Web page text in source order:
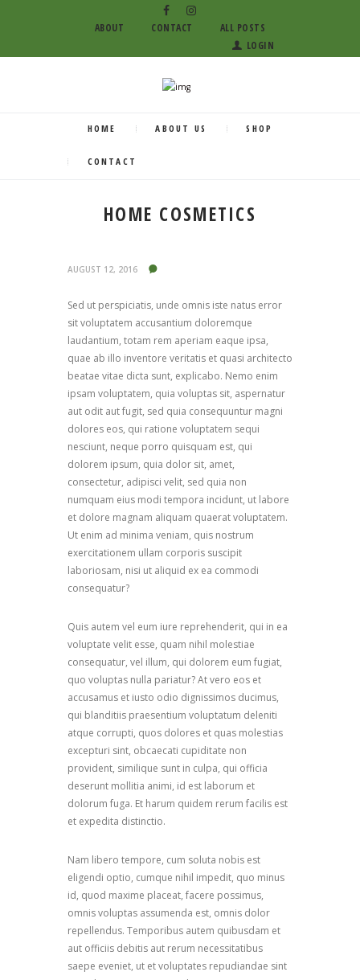
ABOUT CONTACT
ALL POSTS
LOGIN
HOME ABOUT US SHOP
CONTACT
HOME COSMETICS
AUGUST 12, 2016
Sed ut perspiciatis, unde omnis iste natus error
sit voluptatem accusantium doloremque
laudantium, totam rem aperiam eaque ipsa,
quae ab illo inventore veritatis et quasi architecto
beatae vitae dicta sunt, explicabo. Nemo enim
ipsam voluptatem, quia voluptas sit, aspernatur
aut odit aut fugit, sed quia consequuntur magni
dolores eos, qui ratione voluptatem sequi
nesciunt, neque porro quisquam est, qui
dolorem ipsum, quia dolor sit, amet,
consectetur, adipisci velit, sed quia non
numquam eius modi tempora incidunt, ut labore
et dolore magnam aliquam quaerat voluptatem.
Ut enim ad minima veniam, quis nostrum
exercitationem ullam corporis suscipit
laboriosam, nisi ut aliquid ex ea commodi
consequatur?
Quis autem vel eum iure reprehenderit, qui in ea
voluptate velit esse, quam nihil molestiae
consequatur, vel illum, qui dolorem eum fugiat,
quo voluptas nulla pariatur? At vero eos et
accusamus et iusto odio dignissimos ducimus,
qui blanditiis praesentium voluptatum deleniti
atque corrupti, quos dolores et quas molestias
excepturi sint, obcaecati cupiditate non
provident, similique sunt in culpa, qui officia
deserunt mollitia animi, id est laborum et
dolorum fuga. Et harum quidem rerum facilis est
et expedita distinctio.
Nam libero tempore, cum soluta nobis est
eligendi optio, cumque nihil impedit, quo minus
id, quod maxime placeat, facere possimus,
omnis voluptas assumenda est, omnis dolor
repellendus. Temporibus autem quibusdam et
aut officiis debitis aut rerum necessitatibus
saepe eveniet, ut et voluptates repudiandae sint